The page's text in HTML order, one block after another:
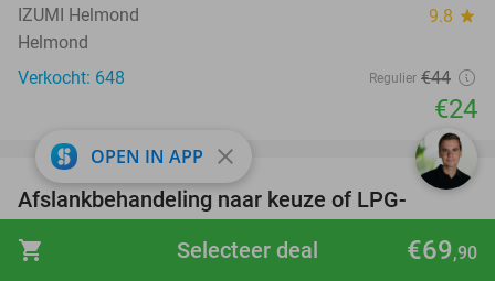
shopping_cart €69,90
Selecteer deal
IZUMI Helmond 9.8 star
Helmond
Verkocht: 648
Regulier €44
€24
favorite_border
Afslankbehandeling naar keuze of LPG-
Bellapura 10.0
OPEN IN APP close